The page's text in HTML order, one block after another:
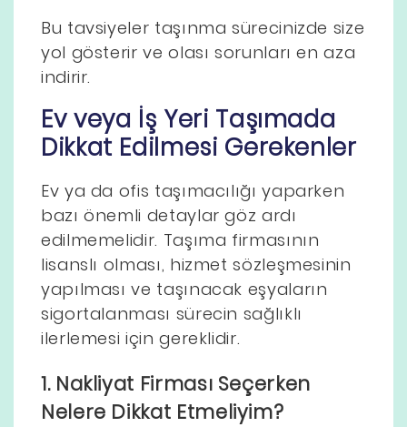
Bu tavsiyeler taşınma sürecinizde size
yol gösterir ve olası sorunları en aza
indirir.
Ev veya İş Yeri Taşımada
Dikkat Edilmesi Gerekenler
Ev ya da ofis taşımacılığı yaparken
bazı önemli detaylar göz ardı
edilmemelidir. Taşıma firmasının
lisanslı olması, hizmet sözleşmesinin
yapılması ve taşınacak eşyaların
sigortalanması sürecin sağlıklı
ilerlemesi için gereklidir.
1. Nakliyat Firması Seçerken
Nelere Dikkat Etmeliyim?